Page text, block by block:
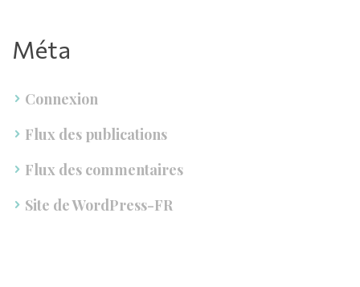
Méta
Connexion
Flux des publication
Flux des commentaire
Site de WordPress-FR